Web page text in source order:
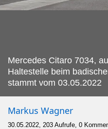
Mercedes Citaro 7034,
Haltestelle beim
stammt vom 03.05.2022
Markus Wagner
30.05.2022, 203 Aufrufe, 0